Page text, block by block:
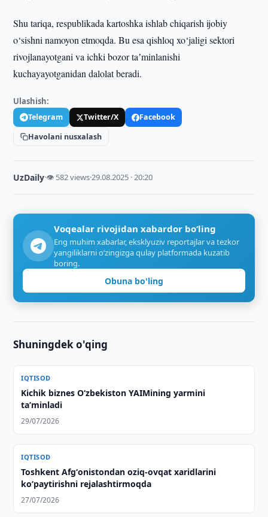
Shu tariqa, respublikada kartoshka ishlab chiqarish ijobiy
o‘sishni namoyon etmoqda. Bu esa qishloq xo‘jaligi sektori
rivojlanayotgani va ichki bozor taʼminlanishi
kuchayayotganidan dalolat beradi.
Ulashish:
Telegram Twitter/X
Facebook
Havolani nusxalash
UzDaily·👁 582 views·29.08.2025 · 20:20
Voqealar rivojidan xabardor bo‘ling
Eng muhim xabarlar, eksklyuziv reportajlar va tezkor
yangiliklarni o‘zingizga qulay platformada kuzatib
boring.
Obuna bo'ling
Shuningdek o'qing
IQTISOD
Kichik biznes O‘zbekiston YAIMining yarmini
taʼminladi
29/07/2026
IQTISOD
Toshkent Afgʻonistondan oziq-ovqat xaridlarini
koʻpaytirishni rejalashtirmoqda
27/07/2026